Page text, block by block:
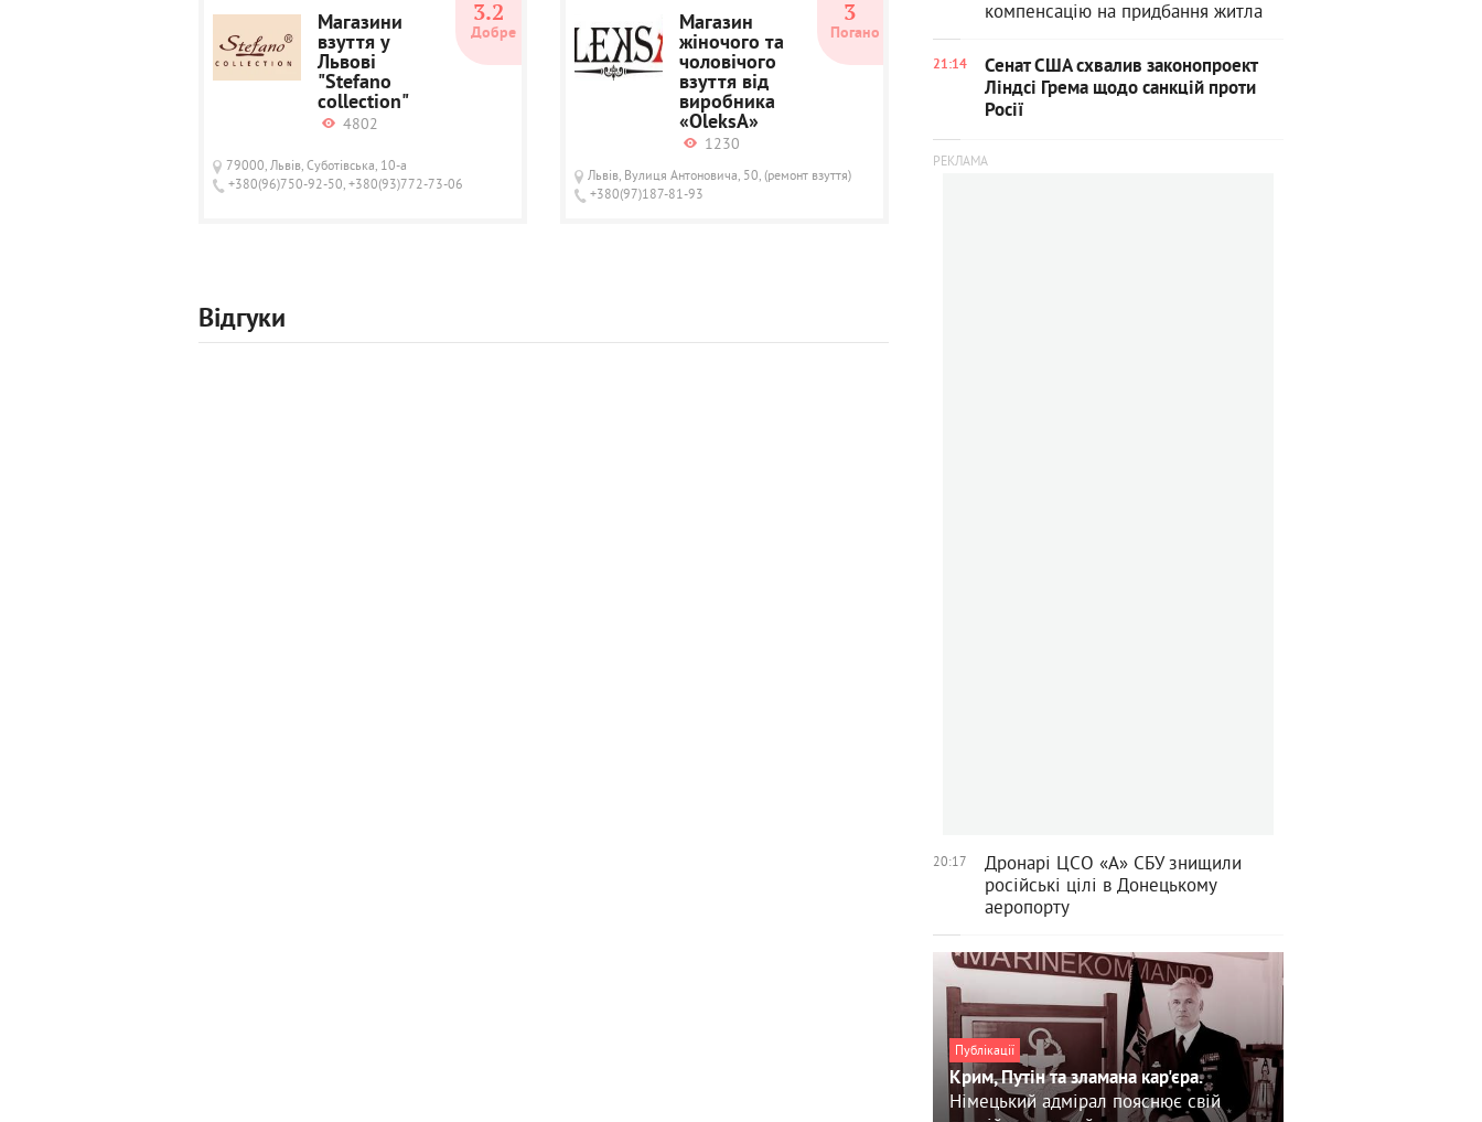
Магазини
взуття у
Львові
"Stefano
collection"
4802
79000, Львів, Суботівська, 10-а
+380(96)750-92-50, +380(93)772-73-06
3.2
Добре Магазин
жіночого та
чоловічого
взуття від
виробника
«OleksA»
1230
Львів, Вулиця Антоновича, 50, (ремонт взуття)
+380(97)187-81-93
3
Погано
Відгуки
компенсацію на придбання житла
21:14
Сенат США схвалив законопроект
Ліндсі Грема щодо санкцій проти
Росії
20:17
Дронарі ЦСО «А» СБУ знищили
російські цілі в Донецькому
аеропорту
Публікації
Крим, Путін та зламана кар'єра.
Німецький адмірал пояснює свій